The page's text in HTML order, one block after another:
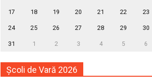
17 18 19 20 21 22 23
24 25 26 27 28 29 30
31 1 2 3 4 5 6
Școli de Vară 2026